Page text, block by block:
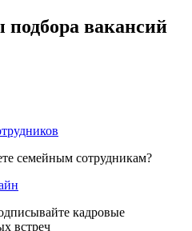
вакансий
семейным сотрудникам?
кадровые
встреч